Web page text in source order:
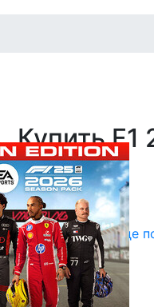
Купить F1
Все цены
Лаунчеры
Магазины
Steam Лаунчер Где
4375 ₽(24999 ₸)
Купить